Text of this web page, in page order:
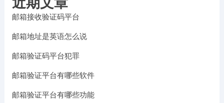
邮箱接收验证码平台
邮箱地址是英语怎么说
邮箱验证码平台犯罪
邮箱验证平台有哪些软件
邮箱验证平台有哪些功能